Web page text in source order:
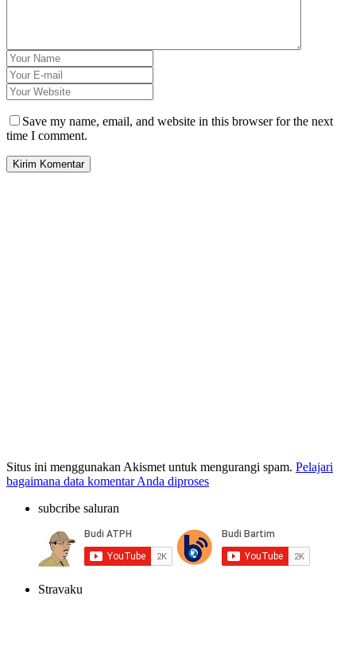
Save my name, email, and website in this browser for the next
time I comment.
Situs ini menggunakan Akismet untuk mengurangi spam. Pelajari
bagaimana data komentar Anda diproses
subcribe saluran
Stravaku